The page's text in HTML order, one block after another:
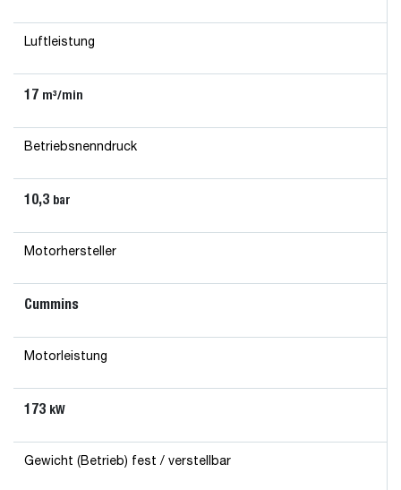
Luftleistung
17 m³/min
Betriebsnenndruck
10,3 bar
Motorhersteller
Cummins
Motorleistung
173 kW
Gewicht (Betrieb) fest / verstellbar